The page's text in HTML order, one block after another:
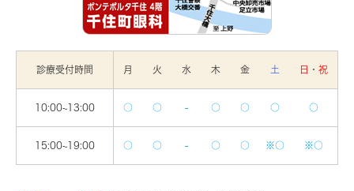
診療受付時間 月 火 水 木 金 土 日 ・ 祝
10:00~13:00 ○ ○ - ○ ○ ○ ○
15:00~19:00 ○ ○ - ○ ○ ※○ ※○